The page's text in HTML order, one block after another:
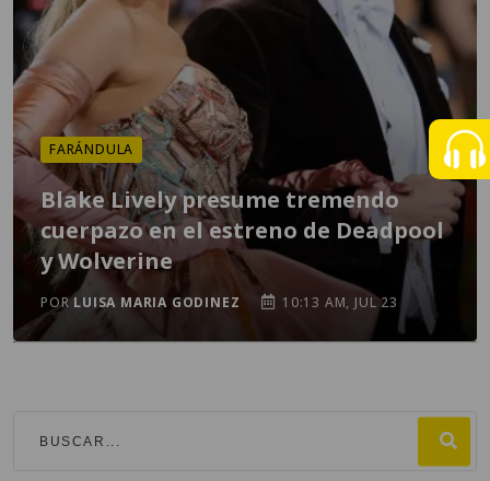
FARÁNDULA
Blake Lively presume tremendo
cuerpazo en el estreno de Deadpool
y Wolverine
PORLUISA MARIA GODINEZ 10:13 AM, JUL 23